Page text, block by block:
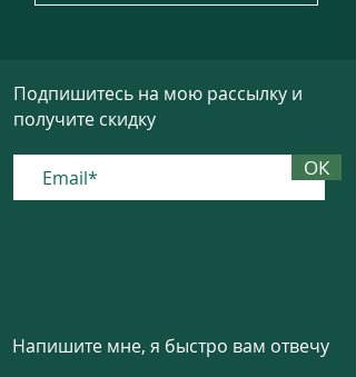
Подпишитесь на мою рассылку и
получите скидку
ОК
Напишите мне, я быстро вам отвечу